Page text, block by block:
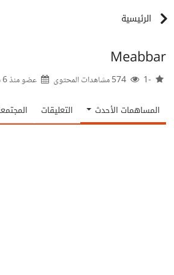
الرئيسية
Meabbar
-1 عضو منذ6 سنوات
المساهمات الأحدث التعليقات